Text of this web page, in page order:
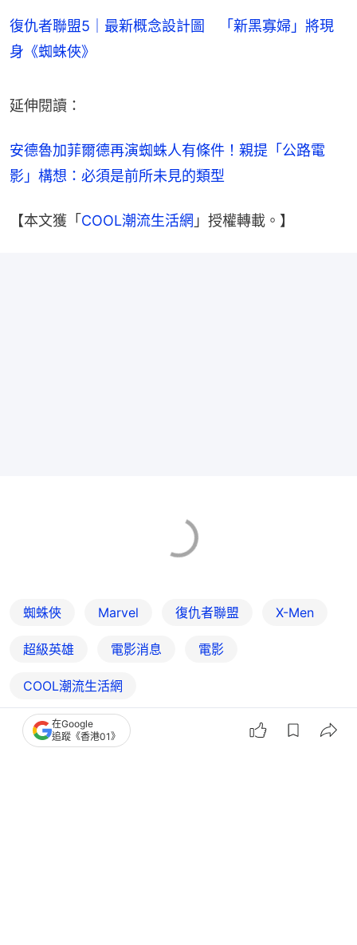
復仇者聯盟5｜最新概念設計圖 「新黑寡婦」將現
身《蜘蛛俠》
延伸閱讀：
安德魯加菲爾德再演蜘蛛人有條件！親提「公路電
影」構想：必須是前所未見的類型
【本文獲「 COOL潮流生活網 」授權轉載。】
蜘蛛俠 Marvel 復仇者聯盟 X-Men
超級英雄 電影消息 電影
COOL潮流生活網
搶先表達
在Google
追蹤《香港01》